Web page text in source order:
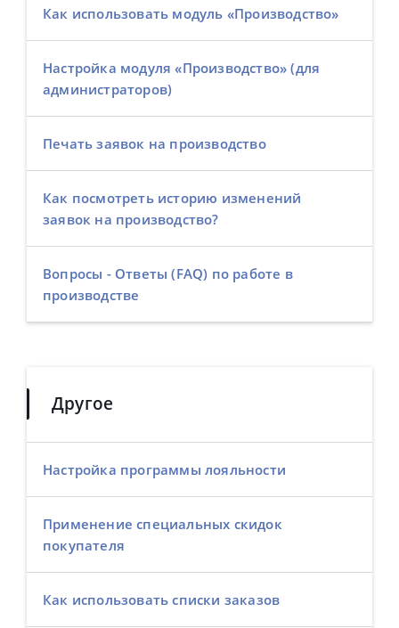
Как использовать модуль «Производство»
Настройка модуля «Производство» (для
администраторов)
Печать заявок на производство
Как посмотреть историю изменений
заявок на производство?
Вопросы - Ответы (FAQ) по работе в
производстве
Другое
Настройка программы лояльности
Применение специальных скидок
покупателя
Как использовать списки заказов